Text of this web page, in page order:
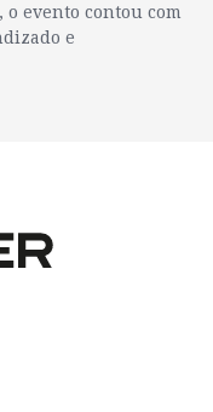
evento contou com
e